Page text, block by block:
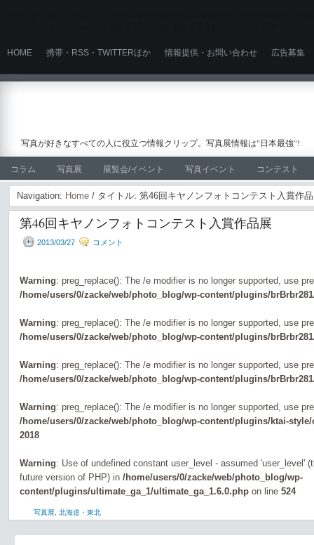
HOME 携帯・RSS・TWITTERほか 情報提供・お問い合わせ 広告募集
写真が好きなすべての人に役立つ情報クリップ。写真展情報は"日本最強"!
コラム 写真展 展覧会/イベント 写真イベント コンテスト
Navigation: Home / タイトル: 第46回キヤノンフォトコンテスト入賞作
第46回キヤノンフォトコンテスト入賞作品展
2013/03/27 コメント
Warning: preg_replace(): The /e modifier is no longer supported, use
/home/users/0/zacke/web/photo_blog/wp-content/plugins/
Warning: preg_replace(): The /e modifier is no longer supported, use
/home/users/0/zacke/web/photo_blog/wp-content/plugins/
Warning: preg_replace(): The /e modifier is no longer supported, use
/home/users/0/zacke/web/photo_blog/wp-content/plugins/
Warning: preg_replace(): The /e modifier is no longer supported, use
/home/users/0/zacke/web/photo_blog/wp-content/plugins/ktai-
2018
Warning: Use of undefined constant user_level - assumed 'user_level'
future version of PHP) in /home/users/0/zacke/web/photo_blog/wp-
content/plugins/ultimate_ga_1/ultimate_ga_1.6.0.php on line 524
写真展 北海道・東北